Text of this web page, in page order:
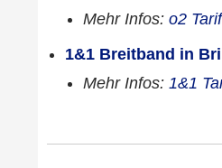
Mehr Infos: o2
1&1 Breitband in
Mehr Infos: 1&1